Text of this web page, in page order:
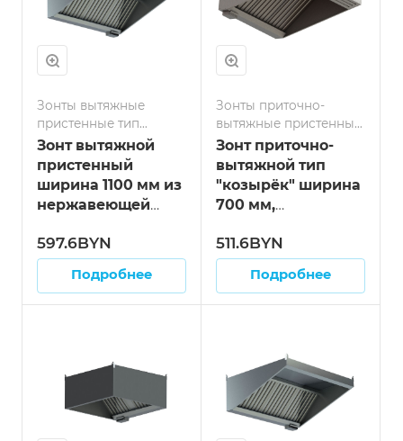
Зонты вытяжные
пристенные тип
козырёк
Зонт вытяжной
пристенный
ширина 1100 мм из
нержавеющей
"козырёк" длина
800 мм
597.6BYN
Подробнее
Зонты приточно-
вытяжные пристенные
тип козырёк
Зонт приточно-
вытяжной тип
"козырёк" ширина
700 мм,
600 мм
511.6BYN
Подробнее